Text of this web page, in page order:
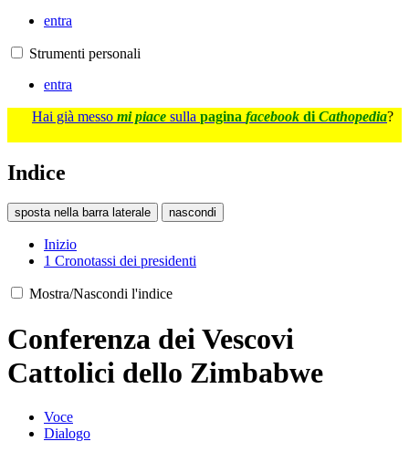
entra
Strumenti personali
entra
Hai già messo mi piace sulla pagina facebook di Cathopedia?
Indice
sposta nella barra laterale nascondi
Inizio
1 Cronotassi dei presidenti
Mostra/Nascondi l'indice
Conferenza dei Vescovi
Cattolici dello Zimbabwe
Voce
Dialogo